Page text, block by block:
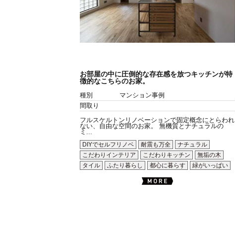
お部屋の中に圧倒的な存在感を放つキッチンが特
徴的なこちらのお家。
種別
マンション事例
間取り
フルスケルトンリノベーションで固定概念にとらわれ
ない、自由な空間のお家。 無機質とナチュラルの
ミ...
DIYでセルフリノベ
耐震も万全
ナチュラル
こだわりインテリア
こだわりキッチン
無垢の木
タイル
ふたり暮らし 都心に暮らす 緑がいっぱい